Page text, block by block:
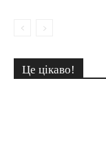
Це цікаво!